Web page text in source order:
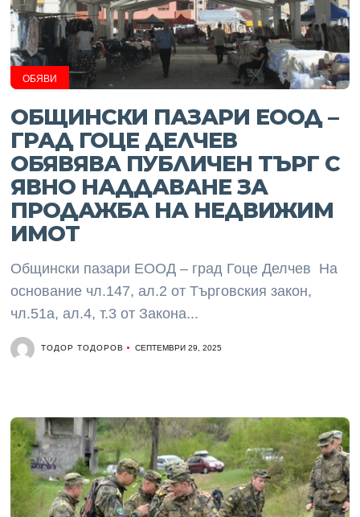
ОБЯВИ
ОБЩИНСКИ ПАЗАРИ ЕООД –
ГРАД ГОЦЕ ДЕЛЧЕВ
ОБЯВЯВА ПУБЛИЧЕН ТЪРГ С
ЯВНО НАДДАВАНЕ ЗА
ПРОДАЖБА НА НЕДВИЖИМ
ИМОТ
Общински пазари ЕООД – град Гоце Делчев На
основание чл.147, ал.2 от Търговския закон,
чл.51а, ал.4, т.3 от Закона...
ТОДОР ТОДОРОВ СЕПТЕМВРИ 29, 2025